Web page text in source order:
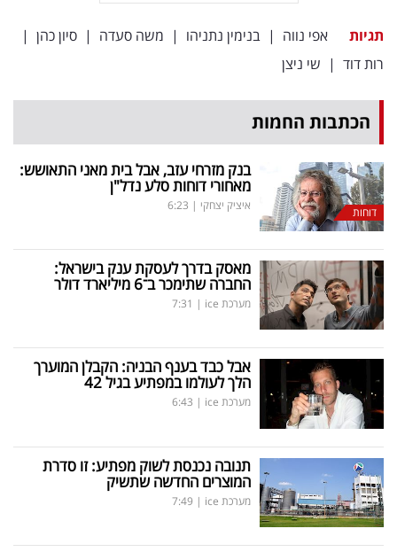
תגיות אפי נווה | בנימין נתניהו | משה סעדה | סיון כהן |
רות דוד | שי ניצן
הכתבות החמות
דוחות
בנק מזרחי עזב, אבל בית מאני התאושש:
מאחורי דוחות סלע נדל"ן
איציק יצחקי |
6:23
מאסק בדרך לעסקת ענק בישראל:
החברה שתימכר ב־6 מיליארד דולר
מערכת ice |
7:31
אבל כבד בענף הבניה: הקבלן המוערך
הלך לעולמו במפתיע בגיל 42
מערכת ice |
6:43
תנובה נכנסת לשוק מפתיע: זו סדרת
המוצרים החדשה שתשיק
מערכת ice |
7:49